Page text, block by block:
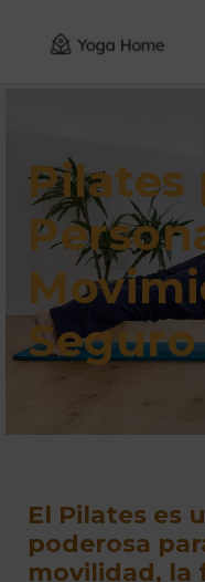
Pilates
El Pilates es
poderosa
movilidad, la